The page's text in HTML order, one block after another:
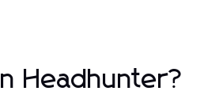
Headhunter?